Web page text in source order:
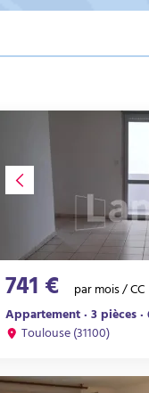
741 €
par mois / CC
Appartement · 3 pièces ·
Toulouse (31100)